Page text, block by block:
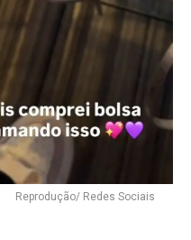
Reprodução/ Redes Sociais